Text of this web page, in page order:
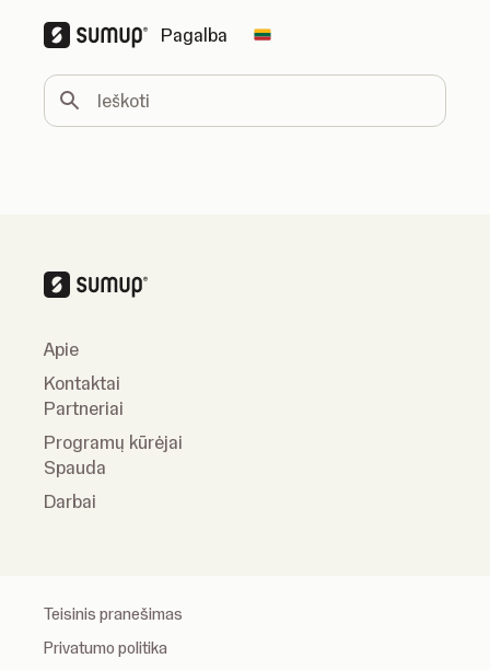
Pagalba Change country
Ieškoti
Apie
Kontaktai
Partneriai
Programų kūrėjai
Spauda
Darbai
Teisinis pranešimas
Privatumo politika